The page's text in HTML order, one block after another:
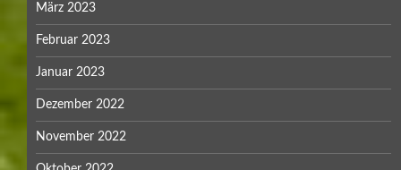
März 2023
Februar 2023
Januar 2023
Dezember 2022
November 2022